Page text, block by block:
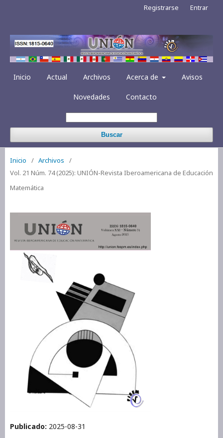
Inicio Actual Archivos Acerca de Avisos
Novedades Contacto
Buscar
Registrarse Entrar
Inicio / Archivos
/
Vol. 21 Núm. 74 (2025): UNIÓN-Revista Iberoamericana de Educación
Matemática
Publicado: 2025-08-31